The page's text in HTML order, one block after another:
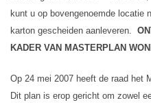
kunt u op bovengenoemde locatie
karton gescheiden aanleveren.
KADER VAN MASTERPLAN
Op 24 mei 2007 heeft de raad het
Dit plan is erop gericht om zowel